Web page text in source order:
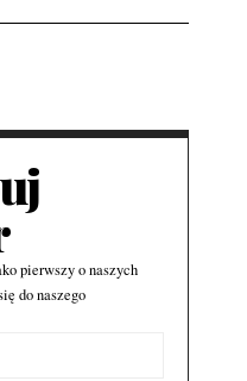
pierwszy o naszych
do naszego